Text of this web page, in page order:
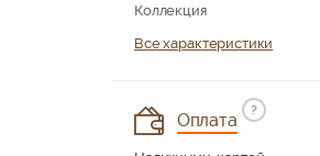
Коллекция
Все характеристики
Оплата
?